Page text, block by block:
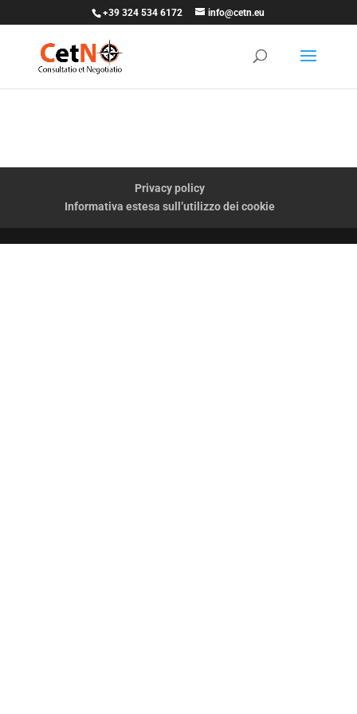
+39 324 534 6172 info@cetn.eu
Privacy policy
Informativa estesa sull’utilizzo dei cookie